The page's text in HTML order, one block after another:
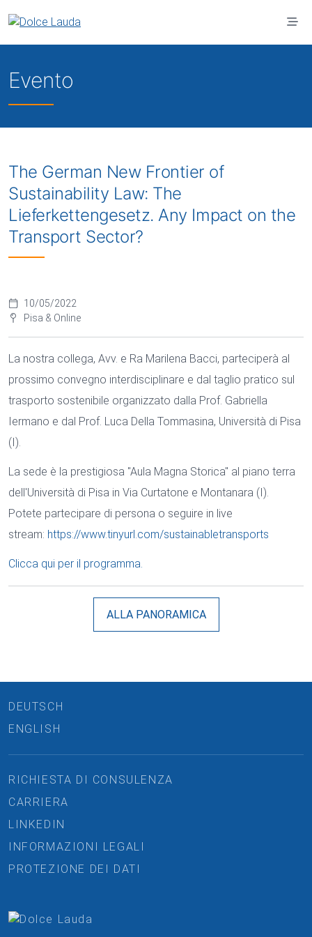
Evento
The German New Frontier of
Sustainability Law: The
Lieferkettengesetz. Any Impact on the
Transport Sector?
10/05/2022
Pisa & Online
La nostra collega, Avv. e Ra Marilena Bacci, parteciperà al
prossimo convegno interdisciplinare e dal taglio pratico sul
trasporto sostenibile organizzato dalla Prof. Gabriella
Iermano e dal Prof. Luca Della Tommasina, Università di Pisa
(I).
La sede è la prestigiosa "Aula Magna Storica" al piano terra
dell'Università di Pisa in Via Curtatone e Montanara (I).
Potete partecipare di persona o seguire in live
stream: https://www.tinyurl.com/sustainabletransports
Clicca qui per il programma.
ALLA PANORAMICA
DEUTSCH
ENGLISH
RICHIESTA DI CONSULENZA
CARRIERA
LINKEDIN
INFORMAZIONI LEGALI
PROTEZIONE DEI DATI